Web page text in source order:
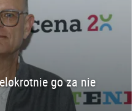
go za nie